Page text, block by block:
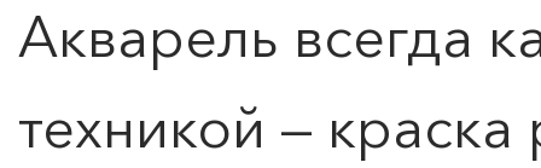
Акварель всегда
техникой — краска